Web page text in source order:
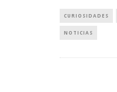
CURIOSIDADES
NOTICIAS